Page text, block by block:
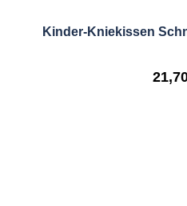
Kinder-Kniekissen